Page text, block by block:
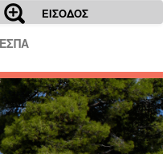
ΕΙΣΟΔΟΣ